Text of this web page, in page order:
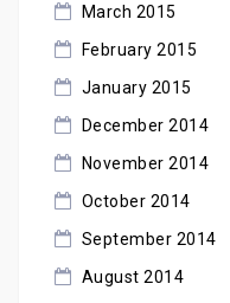
March 2015
February 2015
January 2015
December 2014
November 2014
October 2014
September 2014
August 2014